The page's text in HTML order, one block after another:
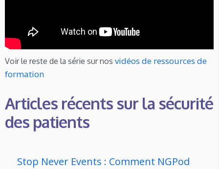
Voir le reste de la série sur nos vidéos de ressources de
formation
Articles récents sur la sécurité
des patients
Stop Never Events : Comment NGPod